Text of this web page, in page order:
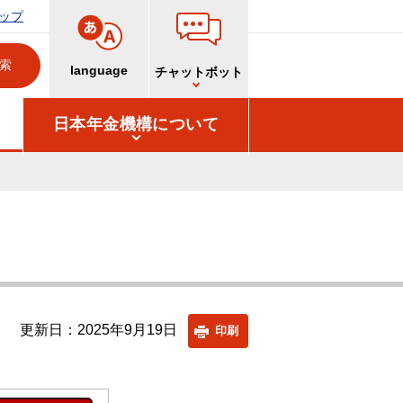
プ
language チャットボット
日本年金機構について
更新日：2025年9月19日 印刷